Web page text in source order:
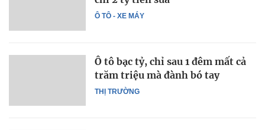
Ô TÔ - XE MÁY
THỊ TRƯỜNG
Ô tô bạc tỷ, chỉ sau 1 đêm mất cả
trăm triệu mà đành bó tay